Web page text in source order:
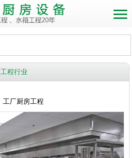
工程行业
工厂厨房工程